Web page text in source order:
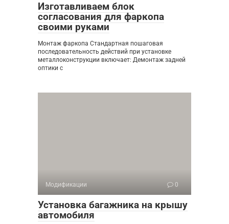
Изготавливаем блок
согласования для фаркопа
своими руками
Монтаж фаркопа Стандартная пошаговая
последовательность действий при установке
металлоконструкции включает: Демонтаж задней
оптики с
Модификации 0
Установка багажника на крышу
автомобиля